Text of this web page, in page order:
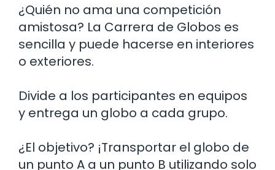
¿Quién no ama una competición
amistosa? La Carrera de Globos es
sencilla y puede hacerse en interiores
o exteriores.
Divide a los participantes en equipos
y entrega un globo a cada grupo.
¿El objetivo? ¡Transportar el globo de
un punto A a un punto B utilizando solo